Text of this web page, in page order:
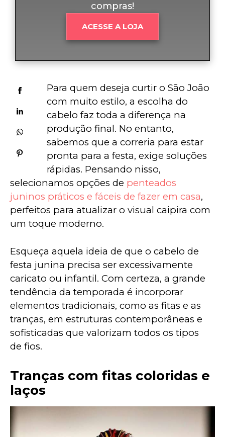
compras!
ACESSE A LOJA
Para quem deseja curtir o São João
com muito estilo, a escolha do
cabelo faz toda a diferença na
produção final. No entanto,
sabemos que a correria para estar
pronta para a festa, exige soluções
rápidas. Pensando nisso,
selecionamos opções de penteados
juninos práticos e fáceis de fazer em casa,
perfeitos para atualizar o visual caipira com
um toque moderno.
Esqueça aquela ideia de que o cabelo de
festa junina precisa ser excessivamente
caricato ou infantil. Com certeza, a grande
tendência da temporada é incorporar
elementos tradicionais, como as fitas e as
tranças, em estruturas contemporâneas e
sofisticadas que valorizam todos os tipos
de fios.
Tranças com fitas coloridas e
laços